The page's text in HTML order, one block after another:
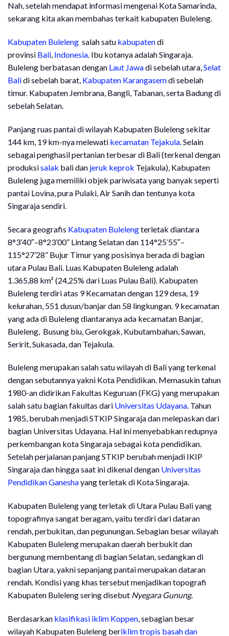
Nah, setelah mendapat informasi mengenai Kota Samarinda,
sekarang kita akan membahas terkait kabupaten Buleleng.
Kabupaten Buleleng salah satu kabupatendi
provinsi Bali, Indonesia. Ibu kotanya adalah Singaraja.
Buleleng berbatasan dengan Laut Jawadi sebelah utara,Selat
Balidi sebelah barat, Kabupaten Karangasemdi sebelah
timur. Kabupaten Jembrana, Bangli, Tabanan, serta Badung di
sebelah Selatan.
Panjang ruas pantai di wilayah Kabupaten Buleleng sekitar
144 km, 19 km-nya melewati kecamatan Tejakula . Selain
sebagai penghasil pertanian terbesar di Bali (terkenal dengan
produksisalak bali dan jeruk keprok Tejakula), Kabupaten
Buleleng juga memiliki objek pariwisata yang banyak seperti
pantai Lovina, pura Pulaki, Air Sanih dan tentunya kota
Singaraja sendiri.
Secara geografis Kabupaten Bulelengterletak diantara
8°3’40″–8°23’00” Lintang Selatan dan 114°25’55″–
115°27’28” Bujur Timur yang posisinya berada di bagian
utara Pulau Bali. Luas Kabupaten Buleleng adalah
1.365,88 km² (24,25% dari Luas Pulau Bali). Kabupaten
Buleleng terdiri atas 9 Kecamatan dengan 129 desa, 19
kelurahan, 551 dusun/banjar dan 58 lingkungan. 9 kecamatan
yang ada di Buleleng diantaranya ada kecamatan Banjar,
Buleleng, Busung biu, Gerokgak, Kubutambahan, Sawan,
Seririt, Sukasada, dan Tejakula.
Buleleng merupakan salah satu wilayah di Bali yang terkenal
dengan sebutannya yakni Kota Pendidikan. Memasukin tahun
1980-an didirikan Fakultas Keguruan (FKG) yang merupakan
salah satu bagian fakultas dari Universitas Udayana. Tahun
1985, berubah menjadi STKIP Singaraja dan melepaskan dari
bagian Universitas Udayana. Hal ini menyebabkan redupnya
perkembangan kota Singaraja sebagai kota pendidikan.
Setelah perjalanan panjang STKIP berubah menjadi IKIP
Singaraja dan hingga saat ini dikenal dengan Universitas
Pendidikan Ganeshayang terletak di Kota Singaraja.
Kabupaten Buleleng yang terletak di Utara Pulau Bali yang
topografinya sangat beragam, yaitu terdiri dari dataran
rendah, perbukitan, dan pegunungan. Sebagian besar wilayah
Kabupaten Buleleng merupakan daerah berbukit dan
bergunung membentang di bagian Selatan, sedangkan di
bagian Utara, yakni sepanjang pantai merupakan dataran
rendah. Kondisi yang khas tersebut menjadikan topografi
Kabupaten Buleleng sering disebut Nyegara Gunung.
Berdasarkan klasifikasi iklim Koppen, sebagian besar
wilayah Kabupaten Buleleng beriklim tropis basah dan